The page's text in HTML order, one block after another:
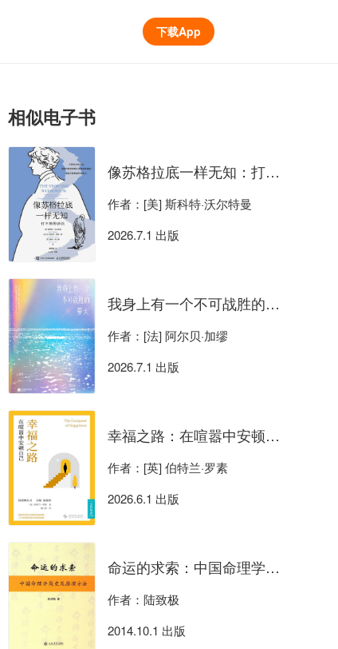
下载App
相似电子书
像苏格拉底一样无知：打不倒的活法
作者：[美] 斯科特·沃尔特曼
2026.7.1 出版
我身上有一个不可战胜的夏天（语录集）
作者：[法] 阿尔贝·加缪
2026.7.1 出版
幸福之路：在喧嚣中安顿自己
作者：[英] 伯特兰·罗素
2026.6.1 出版
命运的求索：中国命理学简史及推演方法
作者：陆致极
2014.10.1 出版